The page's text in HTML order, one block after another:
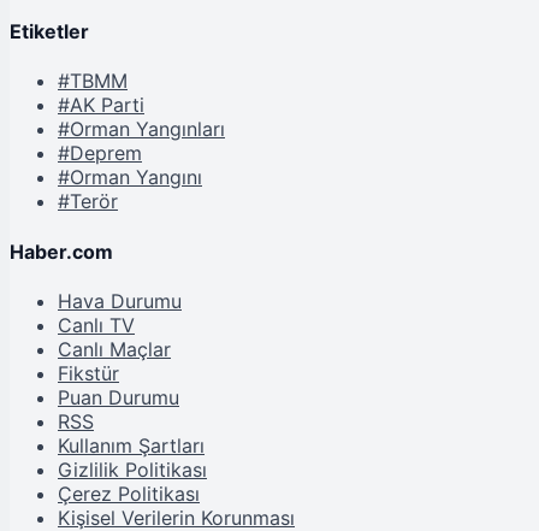
Etiketler
#TBMM
#AK Parti
#Orman Yangınları
#Deprem
#Orman Yangını
#Terör
Haber.com
Hava Durumu
Canlı TV
Canlı Maçlar
Fikstür
Puan Durumu
RSS
Kullanım Şartları
Gizlilik Politikası
Çerez Politikası
Kişisel Verilerin Korunması